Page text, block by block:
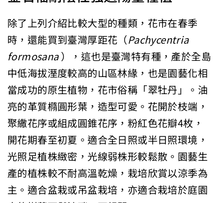
除了上列介紹比較大型的種類，花市在春季
時，還能買到臺灣厚距花（Pachycentria
formosana），這也是臺灣特有種，產於全島
中低海拔溼度較高的山區林緣，也是園藝化相
當成功的原生植物，花市俗稱「翠牡丹」。油
亮的革質橢圓形葉，造型可愛。花開於枝端，
聚繖花序或組成圓錐花序，粉紅色花瓣4枚，
開花期春至初夏。適合全日照或半日照環境，
光照足植株緻密，光線弱株形較鬆散。園藝生
產的植株較不耐高溫乾燥，栽培欣賞以涼季為
主。適合盆栽或吊盆栽培，亦適合栽培於庭園